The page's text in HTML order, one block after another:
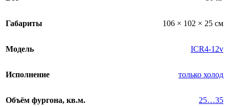
Габариты 106 × 102 × 25 см
Модель ICR4-12v
Исполнение только холод
Объём фургона, кв.м. 25…35